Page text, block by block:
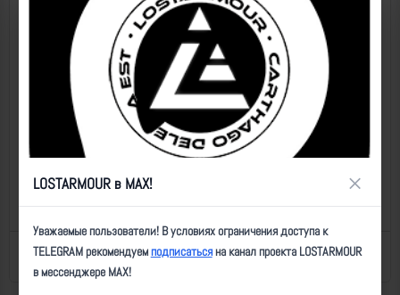
Назад к списку Последнее обновление: 04.12.2024 16:21
LOSTARMOUR в MAX! ×
Уважаемые пользователи! В условиях ограничения доступа к
TELEGRAM рекомендуемподписатьсяна канал проекта LOSTARMOUR
в мессенджере MAX!